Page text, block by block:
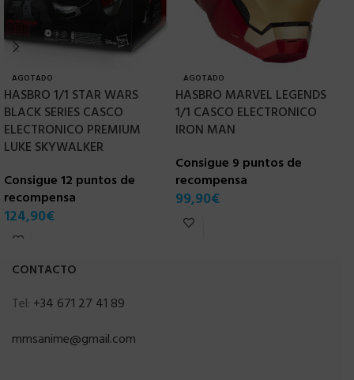
AGOTADO
HASBRO 1/1 STAR WARS
BLACK SERIES CASCO
ELECTRONICO PREMIUM
LUKE SKYWALKER
Consigue 12 puntos de
recompensa
124,90€
AGOTADO
HASBRO MARVEL LEGENDS
1/1 CASCO ELECTRONICO
IRON MAN
Consigue 9 puntos de
recompensa
99,90€
CONTACTO
Tel: +34 671 27 41 89
mmsanime@gmail.com